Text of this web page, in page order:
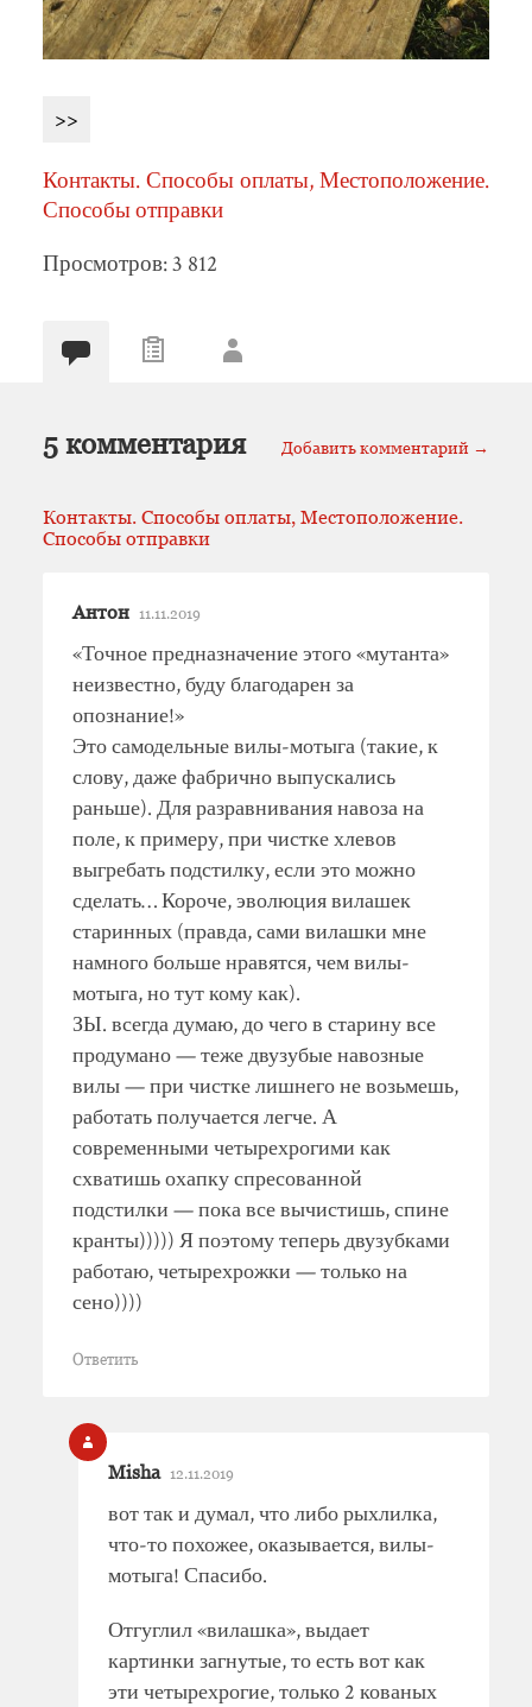
>>
Контакты. Способы оплаты, Местоположение.
Способы отправки
Просмотров: 3 812
5 комментария Добавить комментарий →
Контакты. Способы оплаты, Местоположение.
Способы отправки
Антон 11.11.2019
«Точное предназначение этого «мутанта»
неизвестно, буду благодарен за
опознание!»
Это самодельные вилы-мотыга (такие, к
слову, даже фабрично выпускались
раньше). Для разравнивания навоза на
поле, к примеру, при чистке хлевов
выгребать подстилку, если это можно
сделать… Короче, эволюция вилашек
старинных (правда, сами вилашки мне
намного больше нравятся, чем вилы-
мотыга, но тут кому как).
ЗЫ. всегда думаю, до чего в старину все
продумано — теже двузубые навозные
вилы — при чистке лишнего не возьмешь,
работать получается легче. А
современными четырехрогими как
схватишь охапку спресованной
подстилки — пока все вычистишь, спине
кранты))))) Я поэтому теперь двузубками
работаю, четырехрожки — только на
сено))))
Ответить
Misha 12.11.2019
вот так и думал, что либо рыхлилка,
что-то похожее, оказывается, вилы-
мотыга! Спасибо.
Отгуглил «вилашка», выдает
картинки загнутые, то есть вот как
эти четырехрогие, только 2 кованых